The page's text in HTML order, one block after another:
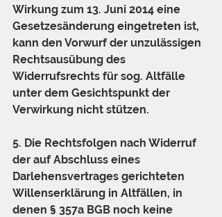
Wirkung zum 13. Juni 2014 eine
Gesetzesänderung eingetreten ist,
kann den Vorwurf der unzulässigen
Rechtsausübung des
Widerrufsrechts für sog. Altfälle
unter dem Gesichtspunkt der
Verwirkung nicht stützen.
5. Die Rechtsfolgen nach Widerruf
der auf Abschluss eines
Darlehensvertrages gerichteten
Willenserklärung in Altfällen, in
denen § 357a BGB noch keine